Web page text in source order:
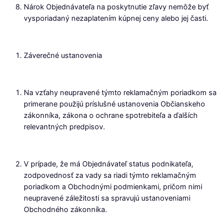
Nárok Objednávateľa na poskytnutie zľavy nemôže byť
vysporiadaný nezaplatením kúpnej ceny alebo jej časti.
Záverečné ustanovenia
Na vzťahy neupravené týmto reklamačným poriadkom sa
primerane použijú príslušné ustanovenia Občianskeho
zákonníka, zákona o ochrane spotrebiteľa a ďalších
relevantných predpisov.
V prípade, že má Objednávateľ status podnikateľa,
zodpovednosť za vady sa riadi týmto reklamačným
poriadkom a Obchodnými podmienkami, pričom nimi
neupravené záležitosti sa spravujú ustanoveniami
Obchodného zákonníka.